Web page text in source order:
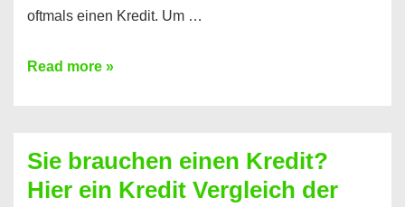
oftmals einen Kredit. Um …
Brauchen
Summe
Geld?
Read more »
Sie brauchen einen Kredit?
Hier ein Kredit Vergleich der